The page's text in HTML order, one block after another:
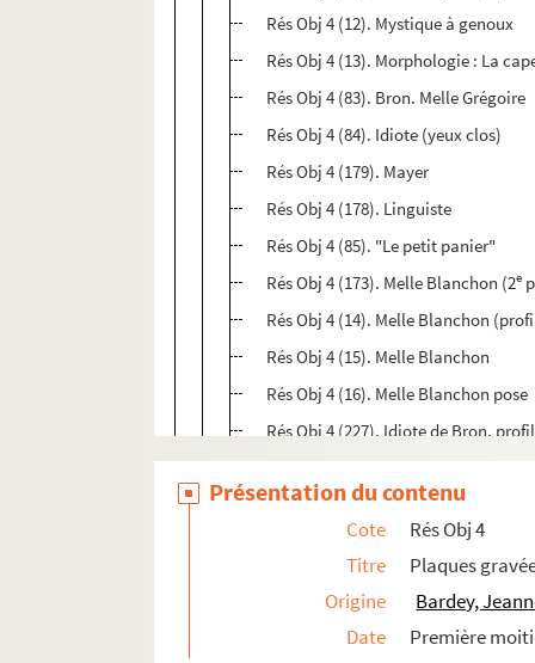
Rés Obj 4 (12). Mystique à genoux
Rés Obj 4 (13). Morphologie : La
Rés Obj 4 (83). Bron. Melle Grégoire
Rés Obj 4 (84). Idiote (yeux clos)
Rés Obj 4 (179). Mayer
Rés Obj 4 (178). Linguiste
Rés Obj 4 (85). "Le petit panier"
Rés Obj 4 (173). Melle Blanchon (2e
Rés Obj 4 (14). Melle Blanchon
Rés Obj 4 (15). Melle Blanchon
Rés Obj 4 (16). Melle Blanchon pose
Rés Obj 4 (227). Idiote de Bron,
Rés Obj 4 (17). Idiote de Bron (profil)
Rés Obj 4 (18). Folle au chapeau
Rés Obj 4 (19). Folle riant
Rés Obj 4 (50). Morphologie : Mère
Rés Obj 4 (20). D de persécution
Présentation du contenu
Cote
Rés Obj 4
Titre
Plaques
Origine
Bardey,
Date
Première